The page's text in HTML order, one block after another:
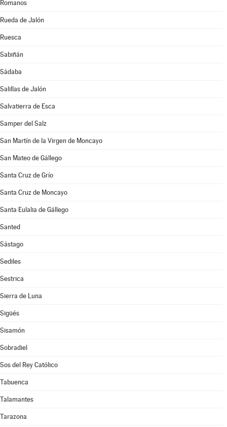
Romanos
Rueda de Jalón
Ruesca
Sabiñán
Sádaba
Salillas de Jalón
Salvatierra de Esca
Samper del Salz
San Martín de la Virgen de Moncayo
San Mateo de Gállego
Santa Cruz de Grío
Santa Cruz de Moncayo
Santa Eulalia de Gállego
Santed
Sástago
Sediles
Sestrica
Sierra de Luna
Sigüés
Sisamón
Sobradiel
Sos del Rey Católico
Tabuenca
Talamantes
Tarazona